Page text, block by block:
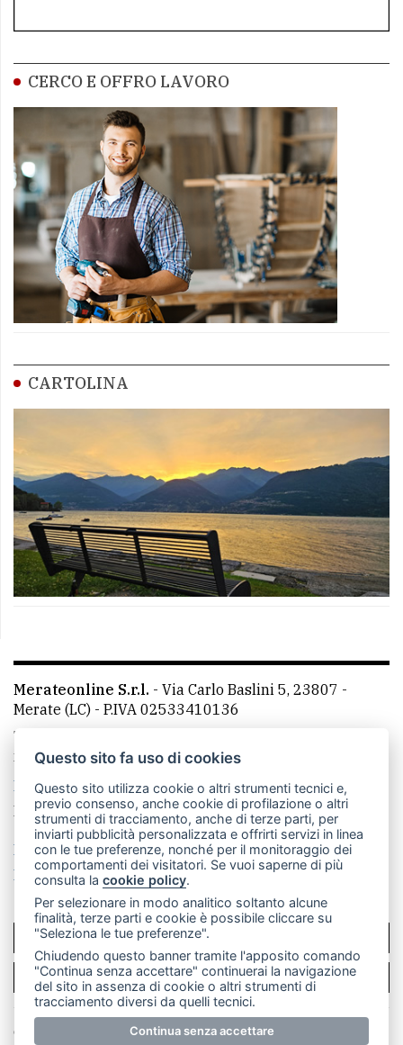
CERCO E OFFRO LAVORO
CARTOLINA
Merateonline S.r.l. - Via Carlo Baslini 5, 23807 -
Merate (LC) - P.IVA 02533410136
Telefono:
mail: redazione@leccoonline.com
La redazione
MerateOnline CasateOnline
RSS
Made by VIP
Privacy policy
Cookie policy
Rivedi le tue scelte sui cookie
SCRIVICI
PER LA TUA PUBBLICITÀ
© Copyright Merateonline S.r.l. - Tutti i diritti riservati.
Questo sito fa uso di cookies
Questo sito utilizza cookie o altri strumenti tecnici e,
previo consenso, anche cookie di profilazione o altri
strumenti di tracciamento, anche di terze parti, per
inviarti pubblicità personalizzata e offrirti servizi in linea
con le tue preferenze, nonché per il monitoraggio dei
comportamenti dei visitatori. Se vuoi saperne di più
consulta lacookie policy.
Per selezionare in modo analitico soltanto alcune
finalità, terze parti e cookie è possibile cliccare su
"Seleziona le tue preferenze".
Chiudendo questo banner tramite l'apposito comando
"Continua senza accettare" continuerai la navigazione
del sito in assenza di cookie o altri strumenti di
tracciamento diversi da quelli tecnici.
Continua senza accettare